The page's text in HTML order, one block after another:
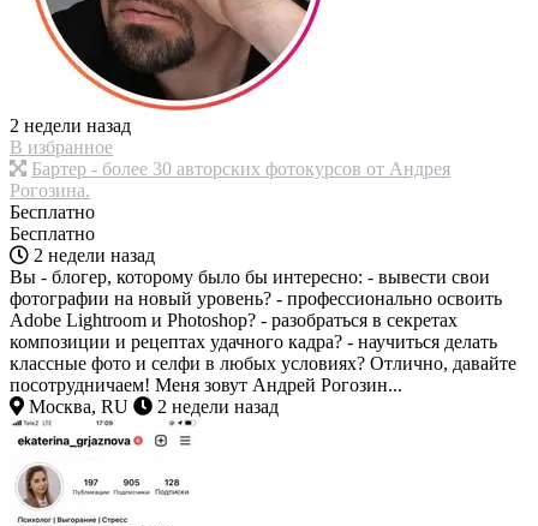
2 недели назад
В избранное
Бартер - более 30 авторских фотокурсов от Андрея
Рогозина.
Бесплатно
Бесплатно
2 недели назад
Вы - блогер, которому было бы интересно: - вывести свои
фотографии на новый уровень? - профессионально освоить
Adobe Lightroom и Photoshop? - разобраться в секретах
композиции и рецептах удачного кадра? - научиться делать
классные фото и селфи в любых условиях? Отлично, давайте
посотрудничаем! Меня зовут Андрей Рогозин...
Москва, RU
2 недели назад